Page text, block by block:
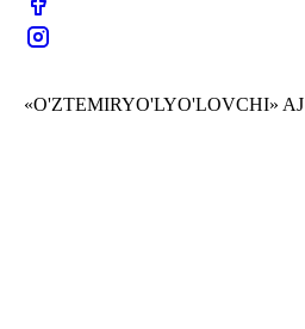
«O'ZTEMIRYO'LYO'LOVCHI» AJ